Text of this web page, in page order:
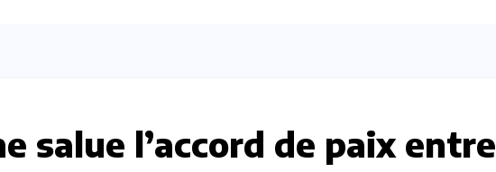
salue l’accord de paix entre